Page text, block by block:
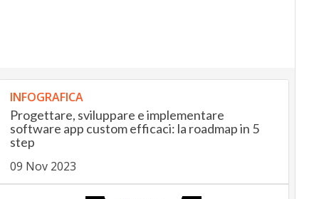
INFOGRAFICA
Progettare, sviluppare e implementare
software app custom efficaci: la roadmap in 5
step
09 Nov 2023